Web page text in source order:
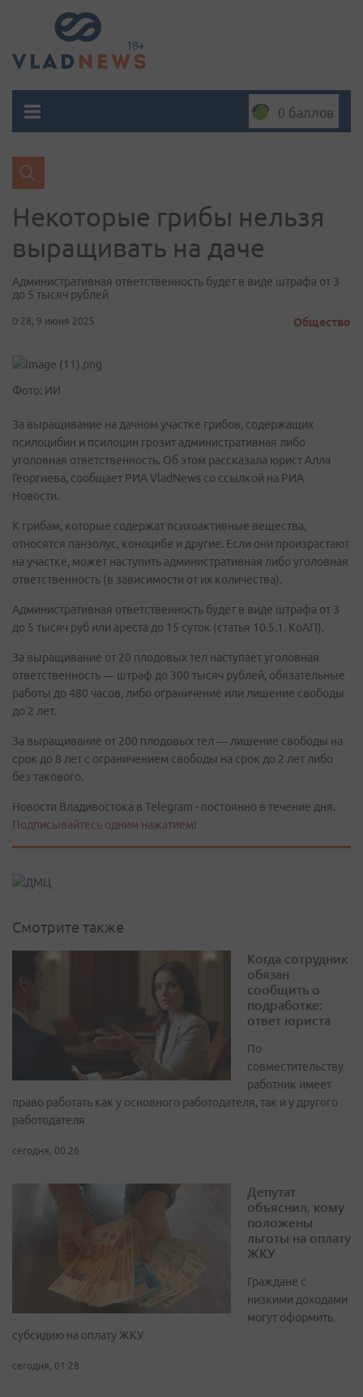
0 баллов
Некоторые грибы нельзя
выращивать на даче
Административная ответственность будет в виде штрафа от 3
до 5 тысяч рублей
0:28, 9 июня 2025 Общество
Фото: ИИ
За выращивание на дачном участке грибов, содержащих
псилоцибин и псилоцин грозит административная либо
уголовная ответственность. Об этом рассказала юрист Алла
Георгиева, сообщает РИА VladNews со ссылкой на РИА
Новости.
К грибам, которые содержат психоактивные вещества,
относятся панзолус, коноцибе и другие. Если они произрастают
на участке, может наступить административная либо уголовная
ответственность (в зависимости от их количества).
Административная ответственность будет в виде штрафа от 3
до 5 тысяч руб или ареста до 15 суток (статья 10.5.1. КоАП).
За выращивание от 20 плодовых тел наступает уголовная
ответственность — штраф до 300 тысяч рублей, обязательные
работы до 480 часов, либо ограничение или лишение свободы
до 2 лет.
За выращивание от 200 плодовых тел — лишение свободы на
срок до 8 лет с ограничением свободы на срок до 2 лет либо
без такового.
Новости Владивостока в Telegram - постоянно в течение дня.
Подписывайтесь одним нажатием!
Смотрите также
Когда сотрудник
обязан
сообщить о
подработке:
ответ юриста
По
совместительству
работник имеет
право работать как у основного работодателя, так и у другого
работодателя
сегодня, 00:26
Депутат
объяснил, кому
положены
льготы на оплату
ЖКУ
Граждане с
низкими доходами
могут оформить
субсидию на оплату ЖКУ
сегодня, 01:28